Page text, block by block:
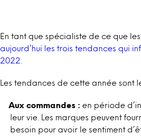
En tant que spécialiste de ce que
aujourd’hui les trois tendances qui
2022.
Les tendances de cette année sont
Aux commandes : en période
leur vie. Les marques peuvent
besoin pour avoir le sentiment